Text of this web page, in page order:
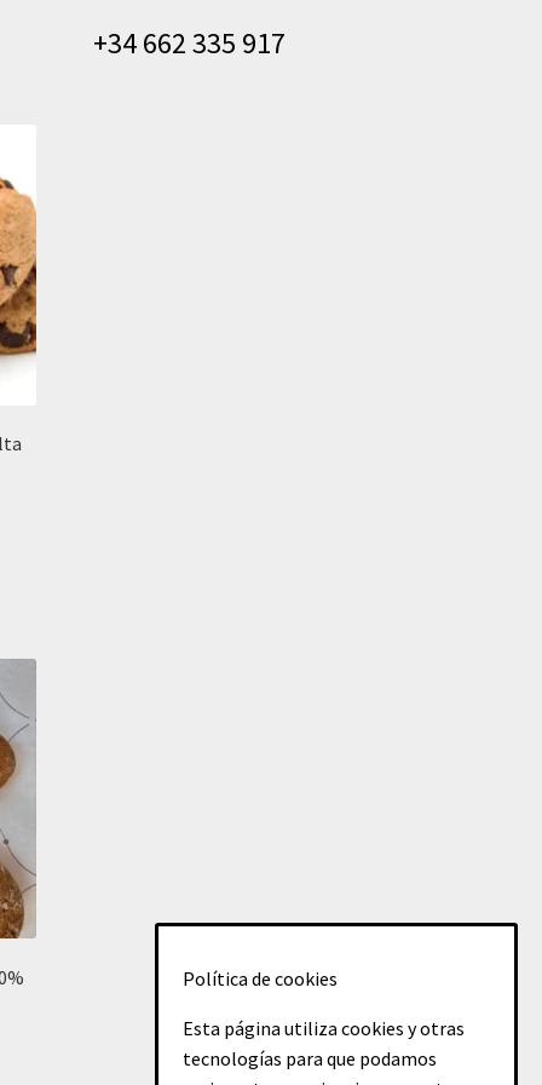
+34 662 335 917
Política de cookies
Esta página utiliza cookies y otras
tecnologías para que podamos